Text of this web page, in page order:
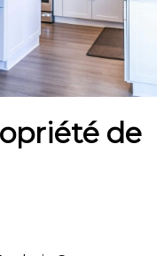
de